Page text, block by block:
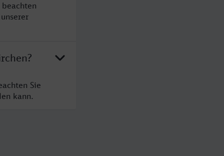
Sie
kann.